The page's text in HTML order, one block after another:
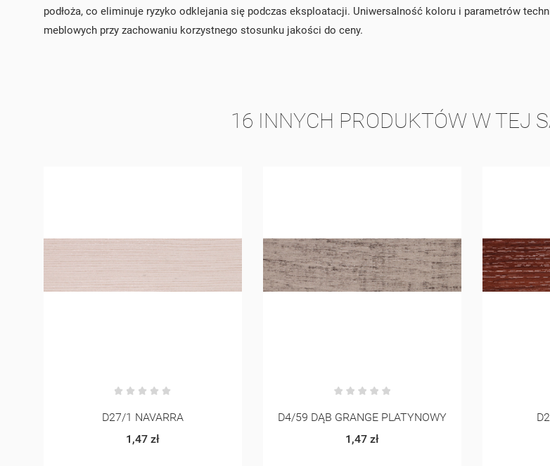
podłoża, co eliminuje ryzyko odklejania się podczas eksploatacji. Uniwersalność koloru i parametrów
meblowych przy zachowaniu korzystnego stosunku jakości do ceny.
16 INNYCH PRODUKTÓW W TEJ
D4/59 DĄB GRANGE PLATYNOWY
1,47 zł
D21/1 CZEREŚNIA
1,47 zł
D3/11
add_circle_outline